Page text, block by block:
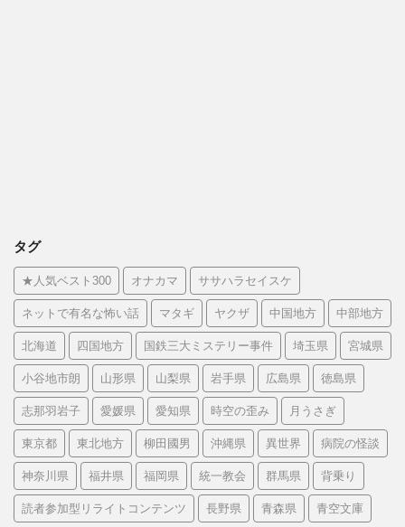
タグ
★人気ベスト300 オナカマ ササハラセイスケ
ネットで有名な怖い話 マタギ ヤクザ 中国地方 中部地方
北海道 四国地方 国鉄三大ミステリー事件 埼玉県 宮城県
小谷地市朗 山形県 山梨県 岩手県 広島県 徳島県
志那羽岩子 愛媛県 愛知県 時空の歪み 月うさぎ
東京都 東北地方 柳田國男 沖縄県 異世界 病院の怪談
神奈川県 福井県 福岡県 統一教会 群馬県 背乗り
読者参加型リライトコンテンツ 長野県 青森県 青空文庫